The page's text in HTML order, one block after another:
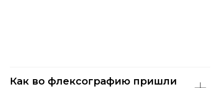
Как во флексографию пришли